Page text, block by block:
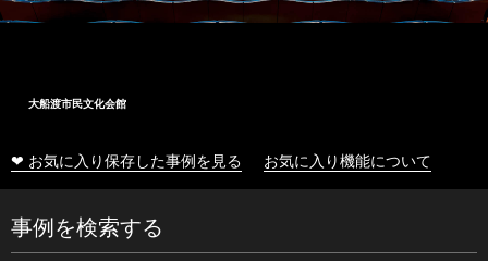
大船渡市民文化会館
❤ お気に入り保存した事例を見る お気に入り機能について
事例を検索する